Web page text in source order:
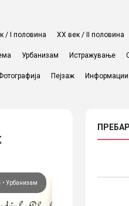
/ I половина ХХ век / II половина
Урбанизам Истражување
Пејзаж Информации
• Урбанизам